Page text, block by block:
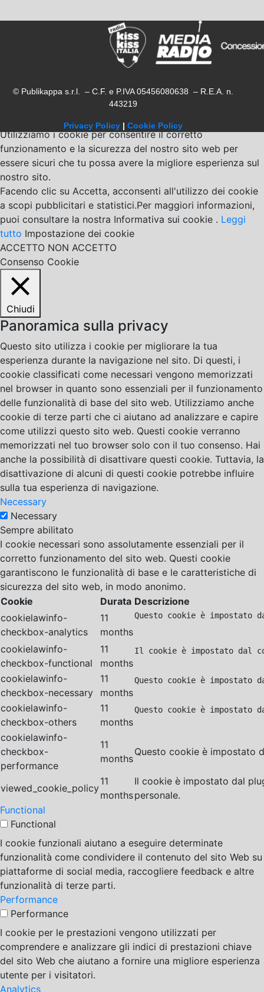
© Publikappa s.r.l. – C.F. e P.IVA 05456080638 – R.E.A. n.
443219
Privacy Policy | Cookie Policy
Utilizziamo i cookie per consentire il corretto
funzionamento e la sicurezza del nostro sito web per
essere sicuri che tu possa avere la migliore esperienza sul
nostro sito.
Facendo clic su Accetta, acconsenti all'utilizzo dei cookie
a scopi pubblicitari e statistici.Per maggiori informazioni,
puoi consultare la nostra Informativa sui cookie . Leggi
tutto Impostazione dei cookie
ACCETTO NON ACCETTO
Consenso Cookie
Chiudi
Panoramica sulla privacy
Questo sito utilizza i cookie per migliorare la tua
esperienza durante la navigazione nel sito. Di questi, i
cookie classificati come necessari vengono memorizzati
nel browser in quanto sono essenziali per il funzionamento
delle funzionalità di base del sito web. Utilizziamo anche
cookie di terze parti che ci aiutano ad analizzare e capire
come utilizzi questo sito web. Questi cookie verranno
memorizzati nel tuo browser solo con il tuo consenso. Hai
anche la possibilità di disattivare questi cookie. Tuttavia, la
disattivazione di alcuni di questi cookie potrebbe influire
sulla tua esperienza di navigazione.
Necessary
Necessary
Sempre abilitato
I cookie necessari sono assolutamente essenziali per il
corretto funzionamento del sito web. Questi cookie
garantiscono le funzionalità di base e le caratteristiche di
sicurezza del sito web, in modo anonimo.
Cookie
Durata Descrizione
cookielawinfo-
checkbox-analytics
11
months
Questo cookie è
cookielawinfo-
checkbox-functional
11
months
Il cookie è impostato dal
cookielawinfo-
checkbox-necessary
11
months
Questo cookie è impostato
cookielawinfo-
checkbox-others
11
months
Questo cookie è
cookielawinfo-
checkbox-
performance
11
months
Questo cookie è impostato
viewed_cookie_policy
11
months
Il cookie è impostato dal
personale.
Functional
Functional
I cookie funzionali aiutano a eseguire determinate
funzionalità come condividere il contenuto del sito Web su
piattaforme di social media, raccogliere feedback e altre
funzionalità di terze parti.
Performance
Performance
I cookie per le prestazioni vengono utilizzati per
comprendere e analizzare gli indici di prestazioni chiave
del sito Web che aiutano a fornire una migliore esperienza
utente per i visitatori.
Analytics